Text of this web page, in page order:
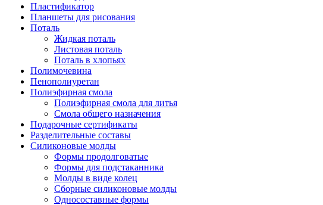
Пластификатор
Планшеты для рисования
Поталь
Жидкая поталь
Листовая поталь
Поталь в хлопьях
Полимочевина
Пенополиуретан
Полиэфирная смола
Полиэфирная смола для литья
Смола общего назначения
Подарочные сертификаты
Разделительные составы
Силиконовые молды
Формы продолговатые
Формы для подстаканника
Молды в виде колец
Сборные силиконовые молды
Односоставные формы